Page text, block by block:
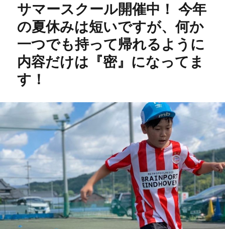
サマースクール開催中！ 今年
の夏休みは短いですが、何か
一つでも持って帰れるように
内容だけは『密』になってま
す！